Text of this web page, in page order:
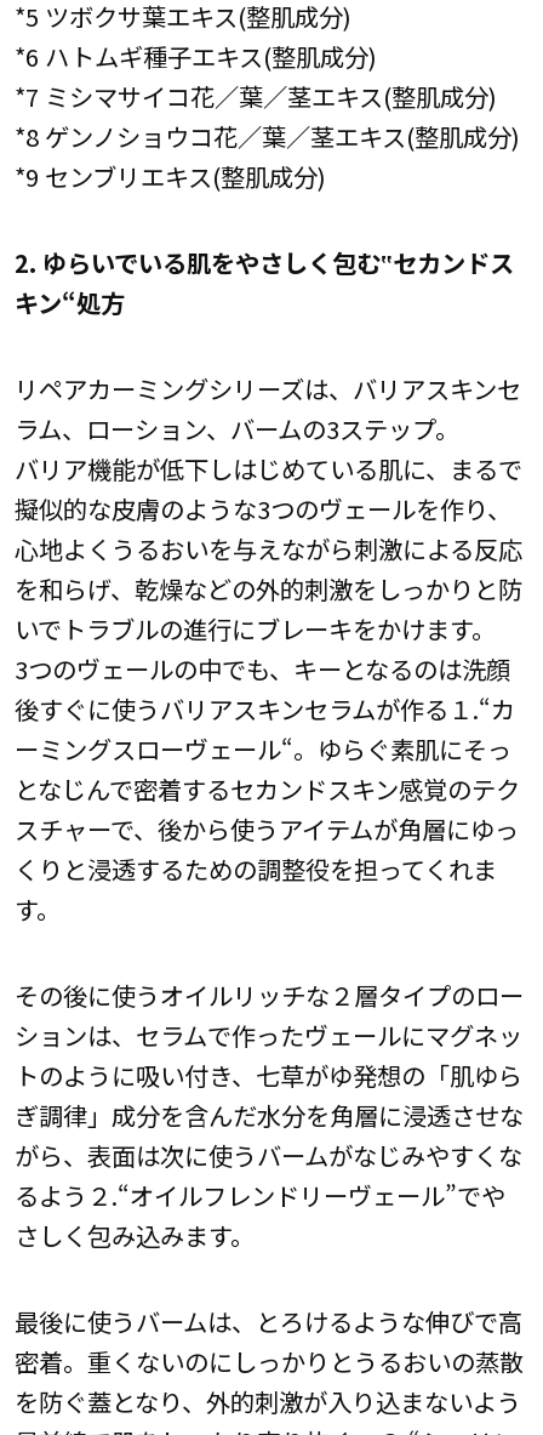
*5 ツボクサ葉エキス(整肌成分)
*6 ハトムギ種子エキス(整肌成分)
*7 ミシマサイコ花／葉／茎エキス(整肌成分)
*8 ゲンノショウコ花／葉／茎エキス(整肌成分)
*9 センブリエキス(整肌成分)
2. ゆらいでいる肌をやさしく包む‟セカンドス
キン“処方
リペアカーミングシリーズは、バリアスキンセ
ラム、ローション、バームの3ステップ。
バリア機能が低下しはじめている肌に、まるで
擬似的な皮膚のような3つのヴェールを作り、
心地よくうるおいを与えながら刺激による反応
を和らげ、乾燥などの外的刺激をしっかりと防
いでトラブルの進行にブレーキをかけます。
3つのヴェールの中でも、キーとなるのは洗顔
後すぐに使うバリアスキンセラムが作る１.“カ
ーミングスローヴェール“。ゆらぐ素肌にそっ
となじんで密着するセカンドスキン感覚のテク
スチャーで、後から使うアイテムが角層にゆっ
くりと浸透するための調整役を担ってくれま
す。
その後に使うオイルリッチな２層タイプのロー
ションは、セラムで作ったヴェールにマグネッ
トのように吸い付き、七草がゆ発想の「肌ゆら
ぎ調律」成分を含んだ水分を角層に浸透させな
がら、表面は次に使うバームがなじみやすくな
るよう２.“オイルフレンドリーヴェール”でや
さしく包み込みます。
最後に使うバームは、とろけるような伸びで高
密着。重くないのにしっかりとうるおいの蒸散
を防ぐ蓋となり、外的刺激が入り込まないよう